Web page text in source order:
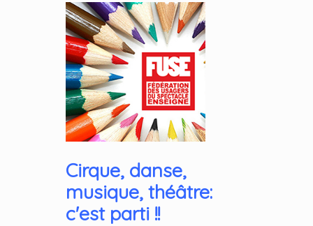
Cirque, danse,
musique, théâtre:
c'est parti !!